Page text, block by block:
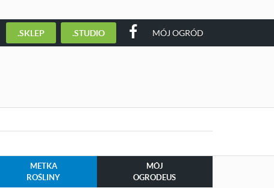
.SKLEP .STUDIO MÓJ OGRÓD
METKA
ROŚLINY
MÓJ
OGRODEUS